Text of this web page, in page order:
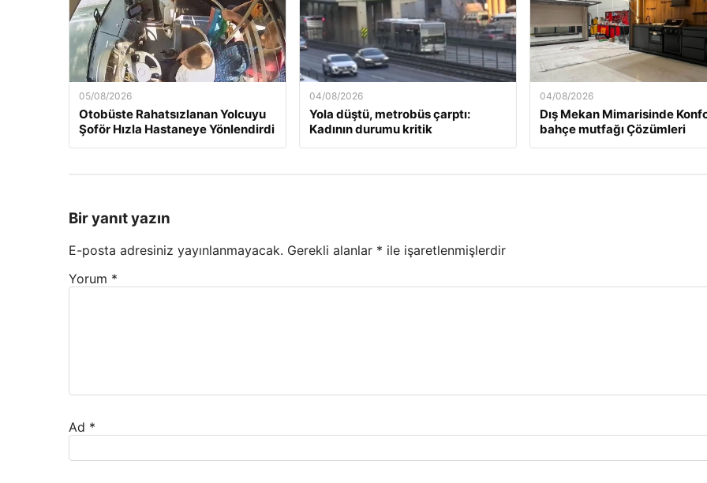
05/08/2026
Otobüste Rahatsızlanan Yolcuyu
Şoför Hızla Hastaneye Yönlendirdi
04/08/2026
Yola düştü, metrobüs çarptı:
Kadının durumu kritik
04/08/2026
Dış Mekan Mimarisinde
bahçe mutfağı Çözümleri
Bir yanıt yazın
E-posta adresiniz yayınlanmayacak. Gerekli alanlar * ile işaretlenmişlerdir
Yorum *
Ad *